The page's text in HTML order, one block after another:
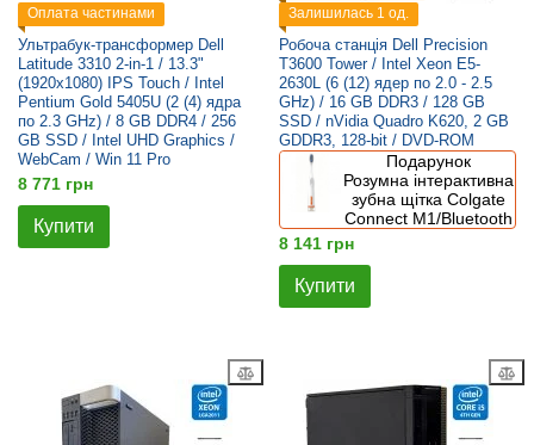
Оплата частинами
Ультрабук-трансформер Dell
Latitude 3310 2-in-1 / 13.3"
(1920x1080) IPS Touch / Intel
Pentium Gold 5405U (2 (4) ядра
по 2.3 GHz) / 8 GB DDR4 / 256
GB SSD / Intel UHD Graphics /
WebCam / Win 11 Pro
8 771 грн
Купити
Залишилась 1 од.
Робоча станція Dell Precision
T3600 Tower / Intel Xeon E5-
2630L (6 (12) ядер по 2.0 - 2.5
GHz) / 16 GB DDR3 / 128 GB
SSD / nVidia Quadro K620, 2 GB
GDDR3, 128-bit / DVD-ROM
Подарунок
Розумна інтерактивна
зубна щітка Colgate
Connect M1/Bluetooth
8 141 грн
Купити